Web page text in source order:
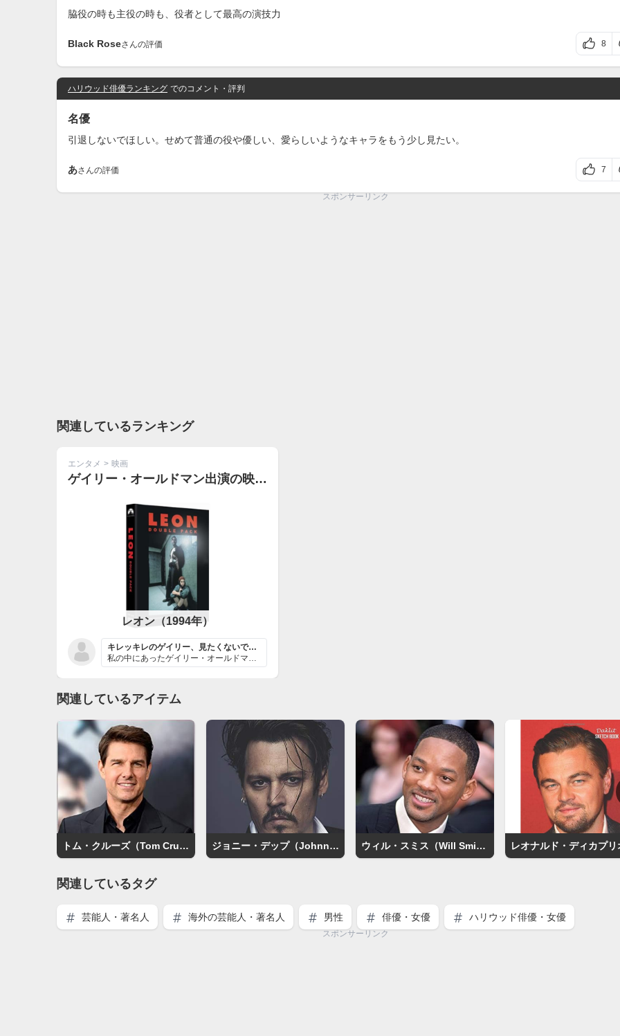
脇役の時も主役の時も、役者として最高の演技力
Black Roseさんの評価 8
ハリウッド俳優ランキング でのコメント・評判
名優
引退しないでほしい。せめて普通の役や優しい、愛らしいようなキャラをもう少し見たい。
あさんの評価 7
スポンサーリンク
関連しているランキング
エンタメ > 映画
ゲイリー・オールドマン出演の映画ランキング
レオン（1994年）
キレッキレのゲイリー、見たくないですか？？
私の中にあったゲイリー・オールドマンという俳優のイメー...
関連しているアイテム
トム・クルーズ（Tom Cruise） ジョニー・デップ（Johnny Depp） ウィル・スミス（Will Smith）
関連しているタグ
芸能人・著名人 海外の芸能人・著名人 男性 俳優・女優 ハリウッド俳優・女優
スポンサーリンク